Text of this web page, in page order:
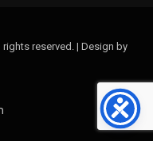
reserved. | Design by